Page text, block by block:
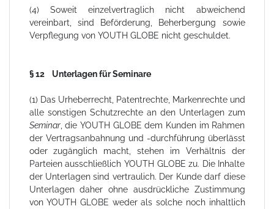
(4) Soweit einzelvertraglich nicht abweichend
vereinbart, sind Beförderung, Beherbergung sowie
Verpflegung von YOUTH GLOBE nicht geschuldet.
§ 12 Unterlagen für Seminare
(1) Das Urheberrecht, Patentrechte, Markenrechte und
alle sonstigen Schutzrechte an den Unterlagen zum
Seminar, die YOUTH GLOBE dem Kunden im Rahmen
der Vertragsanbahnung und -durchführung überlässt
oder zugänglich macht, stehen im Verhältnis der
Parteien ausschließlich YOUTH GLOBE zu. Die Inhalte
der Unterlagen sind vertraulich. Der Kunde darf diese
Unterlagen daher ohne ausdrückliche Zustimmung
von YOUTH GLOBE weder als solche noch inhaltlich